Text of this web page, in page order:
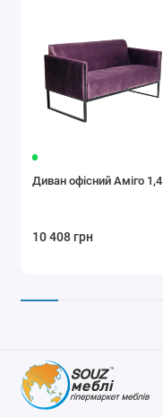
Диван офісний Аміго 1,4
10 408 грн